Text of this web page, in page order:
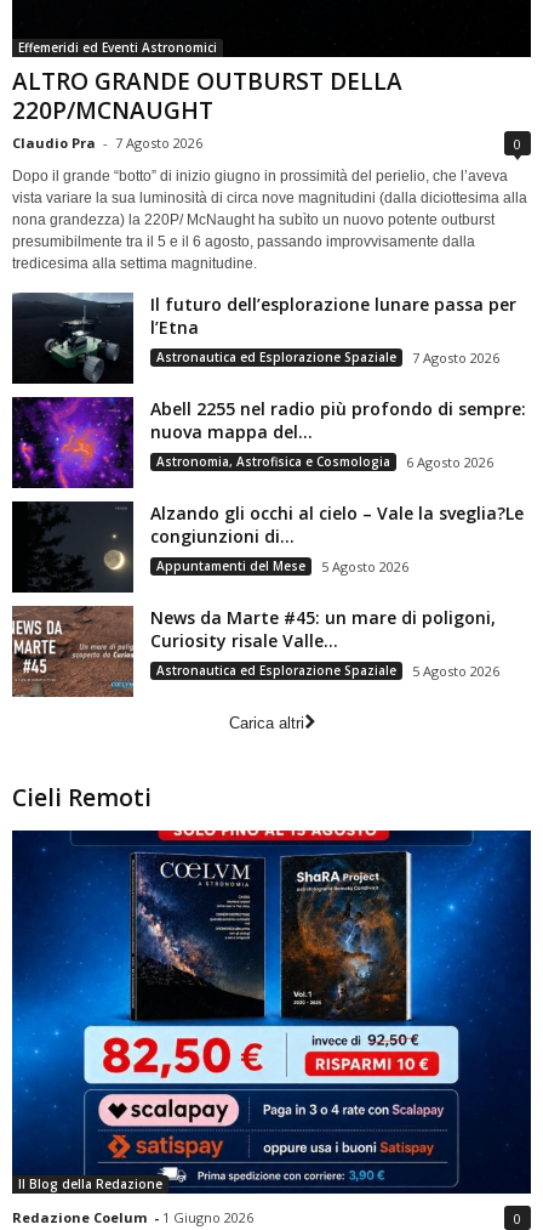
Effemeridi ed Eventi Astronomici
ALTRO GRANDE OUTBURST DELLA
220P/MCNAUGHT
Claudio Pra - 7 Agosto 2026 0
Dopo il grande “botto” di inizio giugno in prossimità del perielio, che l’aveva
vista variare la sua luminosità di circa nove magnitudini (dalla diciottesima alla
nona grandezza) la 220P/ McNaught ha subìto un nuovo potente outburst
presumibilmente tra il 5 e il 6 agosto, passando improvvisamente dalla
tredicesima alla settima magnitudine.
Il futuro dell’esplorazione lunare passa per
l’Etna
Astronautica ed Esplorazione Spaziale 7 Agosto 2026
Abell 2255 nel radio più profondo di sempre:
nuova mappa del...
Astronomia, Astrofisica e Cosmologia 6 Agosto 2026
Alzando gli occhi al cielo – Vale la sveglia?Le
congiunzioni di...
Appuntamenti del Mese 5 Agosto 2026
News da Marte #45: un mare di poligoni,
Curiosity risale Valle...
Astronautica ed Esplorazione Spaziale 5 Agosto 2026
Carica altri
Cieli Remoti
Il Blog della Redazione
Redazione Coelum - 1 Giugno 2026 0